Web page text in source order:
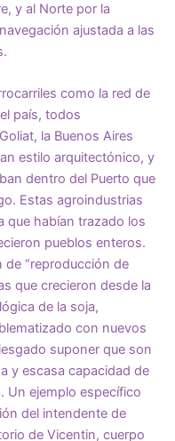
y al Norte por la
ajustada a las
como la red de
país, todos
la Buenos Aires
estilo arquitectónico, y
dentro del Puerto que
Estas agroindustrias
que habían trazado los
pueblos enteros.
de “reproducción de
que crecieron desde la
de la soja,
con nuevos
suponer que son
y escasa capacidad de
Un ejemplo específico
del intendente de
de Vicentin, cuerpo